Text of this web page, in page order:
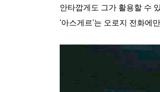
안타깝게도 그가 활용할 수
'아스게르'는 오로지 전화에